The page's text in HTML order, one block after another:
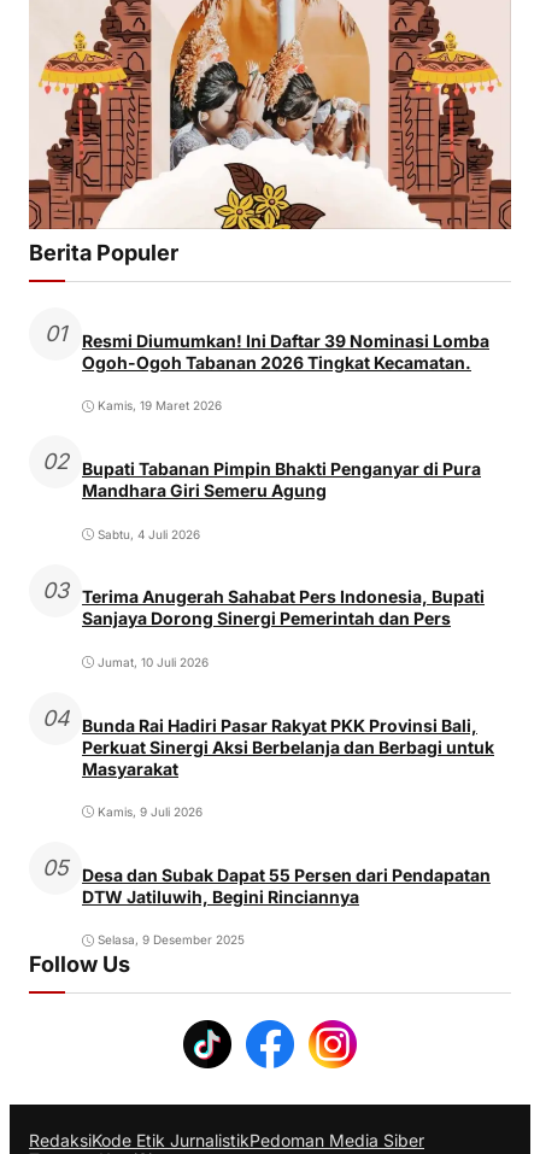
Berita Populer
01
Resmi Diumumkan! Ini Daftar 39 Nominasi Lomba
Ogoh-Ogoh Tabanan 2026 Tingkat Kecamatan.
Kamis, 19 Maret 2026
02
Bupati Tabanan Pimpin Bhakti Penganyar di Pura
Mandhara Giri Semeru Agung
Sabtu, 4 Juli 2026
03
Terima Anugerah Sahabat Pers Indonesia, Bupati
Sanjaya Dorong Sinergi Pemerintah dan Pers
Jumat, 10 Juli 2026
04
Bunda Rai Hadiri Pasar Rakyat PKK Provinsi Bali,
Perkuat Sinergi Aksi Berbelanja dan Berbagi untuk
Masyarakat
Kamis, 9 Juli 2026
05
Desa dan Subak Dapat 55 Persen dari Pendapatan
DTW Jatiluwih, Begini Rinciannya
Selasa, 9 Desember 2025
Follow Us
RedaksiKode Etik JurnalistikPedoman Media Siber